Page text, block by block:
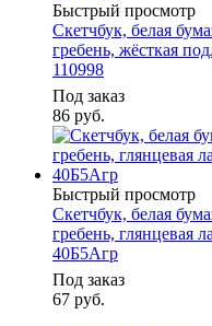
Быстрый просмотр
Скетчбук, белая
гребень, жёсткая
110998
Под заказ
86 руб.
Быстрый просмотр
Скетчбук, белая
гребень, глянцевая
40Б5Aгр
Под заказ
67 руб.